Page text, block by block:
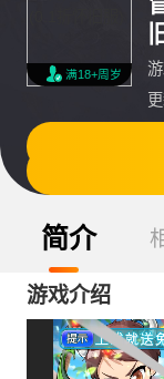
满18+周岁 游
简介
游戏介绍